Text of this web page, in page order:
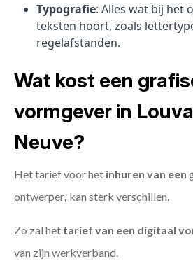
Typografie: Alles wat bij het
teksten hoort, zoals
regelafstanden.
Wat kost een
vormgever in
Neuve?
Het tarief voor het inhuren van een
ontwerper kan sterk verschillen.
Zo zal het tarief van een digitaal
van zijn werkverband.